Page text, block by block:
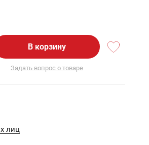
В корзину
Задать вопрос о товаре
лиц